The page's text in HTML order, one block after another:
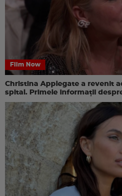
Film Now
Christina Applegate a revenit
spital. Primele informații